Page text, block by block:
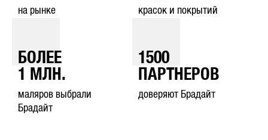
на рынке красок и покрытий
БОЛЕЕ
1
МЛН.
маляров выбрали
Брадайт
1500
ПАРТНЕРОВ
доверяют Брадайт